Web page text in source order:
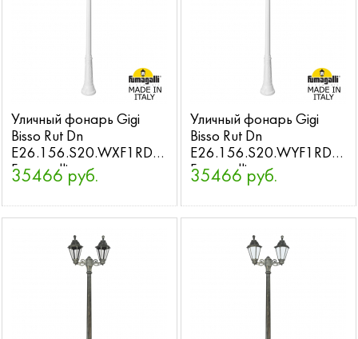
Уличный фонарь Gigi
Bisso Rut Dn
E26.156.S20.WXF1RDN
Fumagalli
35466 руб.
Уличный фонарь Gigi
Bisso Rut Dn
E26.156.S20.WYF1RDN
Fumagalli
35466 руб.